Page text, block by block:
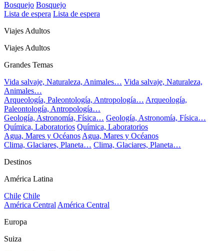
Bosquejo Bosquejo
Lista de espera Lista de espera
Viajes Adultos
Viajes Adultos
Grandes Temas
Vida salvaje, Naturaleza, Animales… Vida salvaje, Naturaleza,
Animales…
Arqueología, Paleontología, Antropología… Arqueología,
Paleontología, Antropología…
Geología, Astronomía, Física… Geología, Astronomía, Física…
Química, Laboratorios Química, Laboratorios
Agua, Mares y OcéanosAgua, Mares y Océanos
Clima, Glaciares, Planeta… Clima, Glaciares, Planeta…
Destinos
América Latina
Chile Chile
América CentralAmérica Central
Europa
Suiza